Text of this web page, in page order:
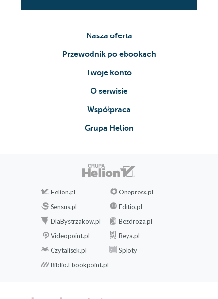
Nasza oferta
Przewodnik po ebookach
Twoje konto
O serwisie
Współpraca
Grupa Helion
Helion.pl
Onepress.pl
Sensus.pl
Editio.pl
DlaBystrzakow.pl
Bezdroza.pl
Videopoint.pl
Beya.pl
Czytalisek.pl
Sploty
Biblio.Ebookpoint.pl